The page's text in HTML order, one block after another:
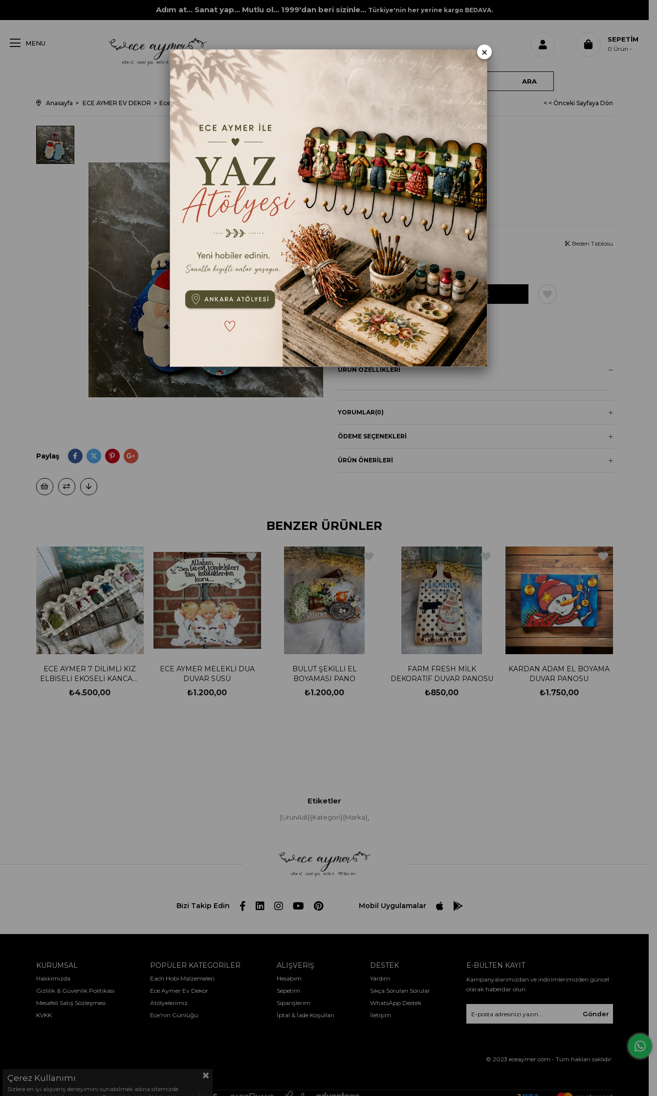
Adım at... Sanat yap... Mutlu ol... 1999'dan beri sizinle... Türkiye'nin her yerine kargo BEDAVA.
MENU SEPETIM
0 Ürün
Anasayfa ECE AYMER EV DEKOR Ece Aymer Ev Dekor Ürünleri YENİ YIL ELDİVENİ < < Önceki Sayfaya Dön
Paylaş
YENİ YIL ELDİVENİ
kış
yeni yıl
noel
ev dekorasyon
dekorasyon
kardan adam
noel baba
₺650,00
ebat
25CMX21CM
Beden Tablosu
TAVSIYE ET YORUM YAZ
ÜRÜN ÖZELLIKLERI
YORUMLAR(0)
ÖDEME SEÇENEKLERI
ÜRÜN ÖNERILERI
BENZER ÜRÜNLER
ECE AYMER 7 DİLİMLİ KIZ
ELBİSELİ EKOSELİ KANCALI
ASKILIK
₺4.500,00
ECE AYMER MELEKLİ DUA
DUVAR SÜSÜ
₺1.200,00
BULUT ŞEKİLLİ EL
BOYAMASI PANO
₺1.200,00
FARM FRESH MİLK
DEKORATİF DUVAR PANOSU
₺850,00
KARDAN ADAM EL BOYAMA
DUVAR PANOSU
₺1.750,00
Etiketler
{UrunAdi}{Kategori}{Marka},
Bizi Takip Edin Mobil Uygulamalar
KURUMSAL
Hakkımızda
Gizlilik & Güvenlik Politikası
Mesafeli Satış Sözleşmesi
KVKK
POPÜLER KATEGORİLER
Each Hobi Malzemeleri
Ece Aymer Ev Dekor
Atölyelerimiz
Ece'nin Günlüğü
ALIŞVERİŞ
Hesabım
Sepetim
Siparişlerim
İptal & İade Koşulları
DESTEK
Yardım
Sıkça Sorulan Sorular
WhatsApp Destek
İletişim
E-BÜLTEN KAYIT
Kampanyalarımızdan ve indirimlerimizden güncel
olarak haberdar olun.
Gönder
© 2023 eceaymer.com - Tüm hakları saklıdır.
Çerez Kullanımı
Sizlere en iyi alışveriş deneyimini sunabilmek adına sitemizde
×